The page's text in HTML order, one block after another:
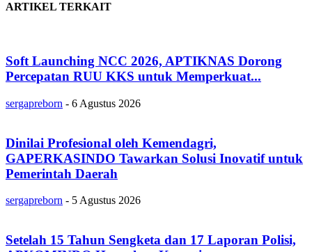
ARTIKEL TERKAIT
Soft Launching NCC 2026, APTIKNAS Dorong
Percepatan RUU KKS untuk Memperkuat...
sergapreborn - 6 Agustus 2026
Dinilai Profesional oleh Kemendagri,
GAPERKASINDO Tawarkan Solusi Inovatif untuk
Pemerintah Daerah
sergapreborn - 5 Agustus 2026
Setelah 15 Tahun Sengketa dan 17 Laporan Polisi,